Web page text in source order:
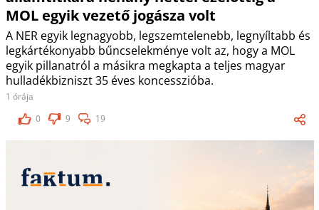
MOL egyik vezető jogásza volt
A NER egyik legnagyobb, legszemtelenebb, legnyíltabb és
legkártékonyabb bűncselekménye volt az, hogy a MOL
egyik pillanatról a másikra megkapta a teljes magyar
hulladékbizniszt 35 éves koncesszióba.
1 órája
0
9 19